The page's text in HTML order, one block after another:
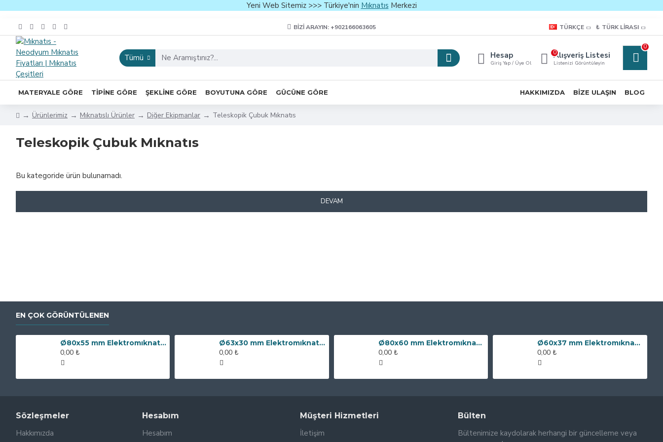
Yeni Web Sitemiz >>> Türkiye'nin Mıknatıs Merkezi
BIZI ARAYIN: +902166063605 TÜRKÇE ₺ TÜRK LIRASI
Tümü Hesap
Giriş Yap / Üye Ol
Alışveriş Listesi
Listenizi Görüntüleyin
0
0
MATERYALE GÖRE TIPINE GÖRE ŞEKLINE GÖRE BOYUTUNA GÖRE GÜCÜNE GÖRE HAKKIMIZDA BIZE ULAŞIN BLOG
Ürünlerimiz Mıknatıslı Ürünler Diğer Ekipmanlar Teleskopik Çubuk Mıknatıs
Teleskopik Çubuk Mıknatıs
Bu kategoride ürün bulunamadı.
DEVAM
EN ÇOK GÖRÜNTÜLENEN
Ø80x55 mm Elektromıknatıs - 250 kg Çekim Gücü
0,00 ₺
Ø63x30 mm Elektromıknatıs - 100 kg Çekim Gücü
0,00 ₺
Ø80x60 mm Elektromıknatıs - 240 kg Çekim Gücü
0,00 ₺
Ø60x37 mm Elektromıknatıs - 100 kg Çekim Gücü
0,00 ₺
Sözleşmeler
Hakkımızda
Hesabım
Hesabım
Müşteri Hizmetleri
İletişim
Bülten
Bültenimize kaydolarak herhangi bir güncelleme veya